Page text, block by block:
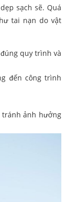
sạch sẽ. Quá
tai nạn do vật
quy trình và
đến công trình
tránh ảnh hưởng